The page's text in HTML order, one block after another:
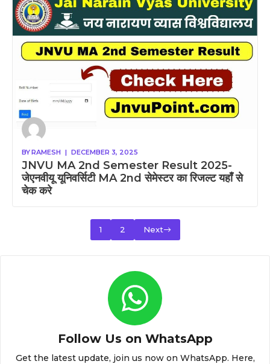
BYRAMESH | DECEMBER 3, 2025
JNVU MA 2nd Semester Result 2025-
जेएनवीयू यूनिवर्सिटी MA 2nd सेमेस्टर का रिजल्ट यहाँ से
चेक करे
1 2 Next
Follow Us on WhatsApp
Get the latest update, join us now on WhatsApp. Here,